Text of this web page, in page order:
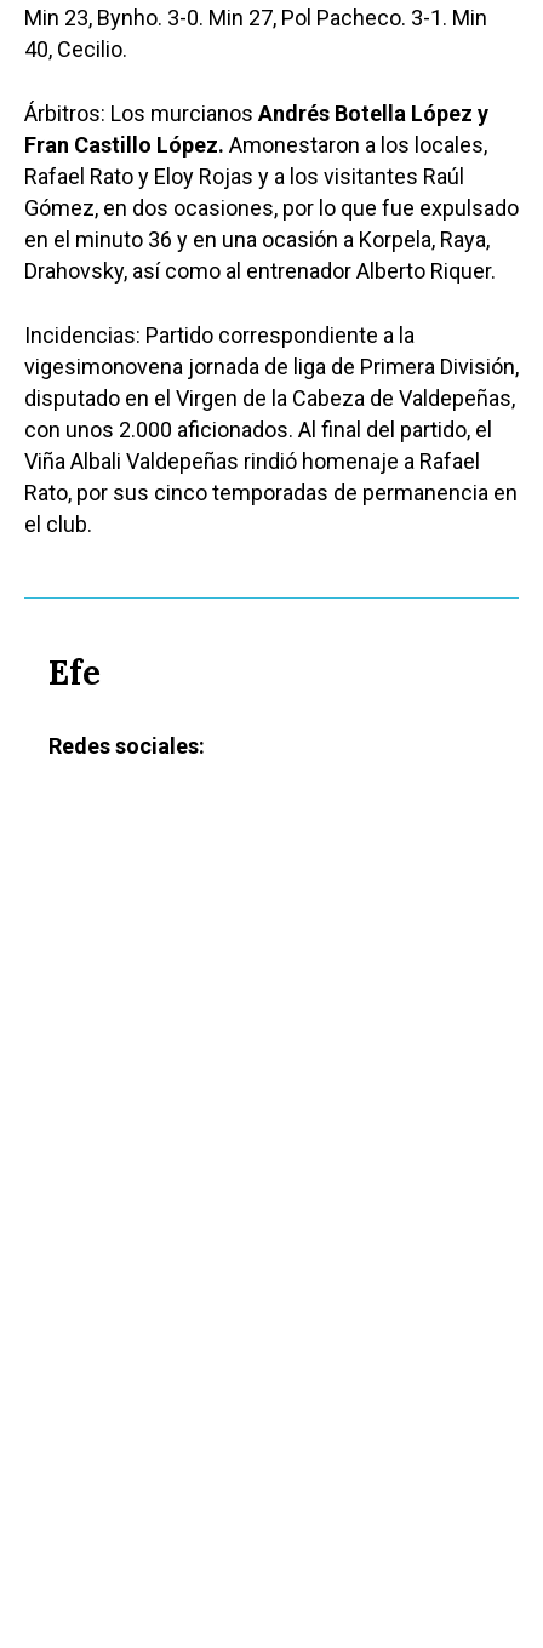
Min 23, Bynho. 3-0. Min 27, Pol Pacheco. 3-1. Min
40, Cecilio.
Árbitros: Los murcianos Andrés Botella López y
Fran Castillo López. Amonestaron a los locales,
Rafael Rato y Eloy Rojas y a los visitantes Raúl
Gómez, en dos ocasiones, por lo que fue expulsado
en el minuto 36 y en una ocasión a Korpela, Raya,
Drahovsky, así como al entrenador Alberto Riquer.
Incidencias: Partido correspondiente a la
vigesimonovena jornada de liga de Primera División,
disputado en el Virgen de la Cabeza de Valdepeñas,
con unos 2.000 aficionados. Al final del partido, el
Viña Albali Valdepeñas rindió homenaje a Rafael
Rato, por sus cinco temporadas de permanencia en
el club.
Efe
Redes sociales: